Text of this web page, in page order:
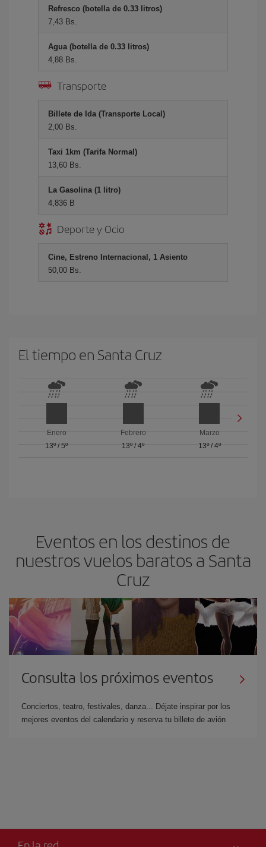
Refresco (botella de 0.33 litros)
7,43 Bs.
Agua (botella de 0.33 litros)
4,88 Bs.
Transporte
Billete de Ida (Transporte Local)
2,00 Bs.
Taxi 1km (Tarifa Normal)
13,60 Bs.
La Gasolina (1 litro)
4,836 B
Deporte y Ocio
Cine, Estreno Internacional, 1 Asiento
50,00 Bs.
El tiempo en Santa Cruz
Enero
13º/5º
Febrero
13º/ 4º
Marzo
13º/ 4º
Eventos en los destinos de
nuestros vuelos baratos a Santa
Cruz
Consulta los próximos eventos
Conciertos, teatro, festivales, danza... Déjate inspirar por los
mejores eventos del calendario y reserva tu billete de avión